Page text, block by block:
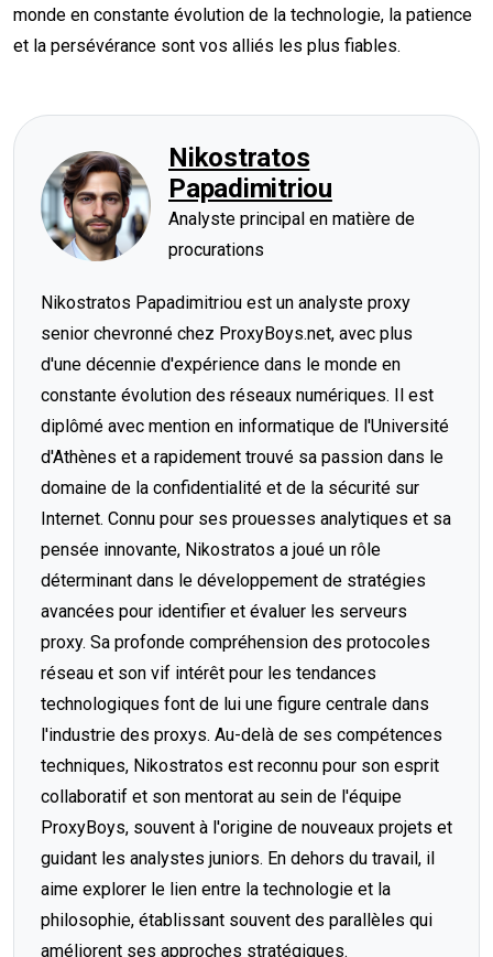
monde en constante évolution de la technologie, la patience
et la persévérance sont vos alliés les plus fiables.
Nikostratos
Papadimitriou
Analyste principal en matière de
procurations
Nikostratos Papadimitriou est un analyste proxy
senior chevronné chez ProxyBoys.net, avec plus
d'une décennie d'expérience dans le monde en
constante évolution des réseaux numériques. Il est
diplômé avec mention en informatique de l'Université
d'Athènes et a rapidement trouvé sa passion dans le
domaine de la confidentialité et de la sécurité sur
Internet. Connu pour ses prouesses analytiques et sa
pensée innovante, Nikostratos a joué un rôle
déterminant dans le développement de stratégies
avancées pour identifier et évaluer les serveurs
proxy. Sa profonde compréhension des protocoles
réseau et son vif intérêt pour les tendances
technologiques font de lui une figure centrale dans
l'industrie des proxys. Au-delà de ses compétences
techniques, Nikostratos est reconnu pour son esprit
collaboratif et son mentorat au sein de l'équipe
ProxyBoys, souvent à l'origine de nouveaux projets et
guidant les analystes juniors. En dehors du travail, il
aime explorer le lien entre la technologie et la
philosophie, établissant souvent des parallèles qui
améliorent ses approches stratégiques.